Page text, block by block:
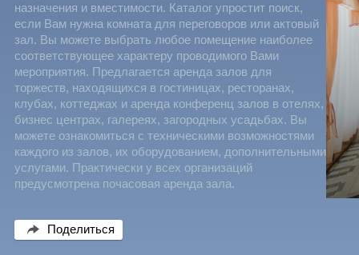
назначения и вместимости. Каталог упростит поиск,
если Вам нужна комната для переговоров или актовый
зал. Вы можете выбрать любое помещение наиболее
соответствующее характеру проводимого Вами
мероприятия. Предлагается аренда залов для
торжеств, находящихся в гостиницах, ресторанах,
клубах, коттеджах и аренда конференц залов в отелях,
бизнес центрах, галереях, загородных усадьбах. Вы
можете ознакомиться с техническими возможностями
каждого из залов, их оборудованием, дополнительными
услугами. Практически у всех организаций
предусмотрена почасовая аренда зала.
Поделиться